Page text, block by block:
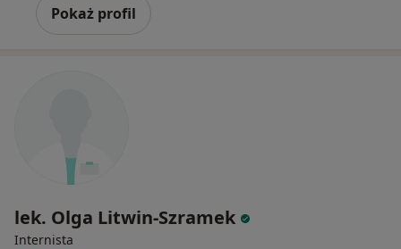
Pokaż profil
lek. Olga Litwin-Szramek
Internista